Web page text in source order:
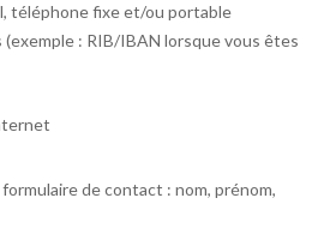
téléphone fixe et/ou portable
(exemple : RIB/IBAN lorsque vous êtes
de contact : nom, prénom,